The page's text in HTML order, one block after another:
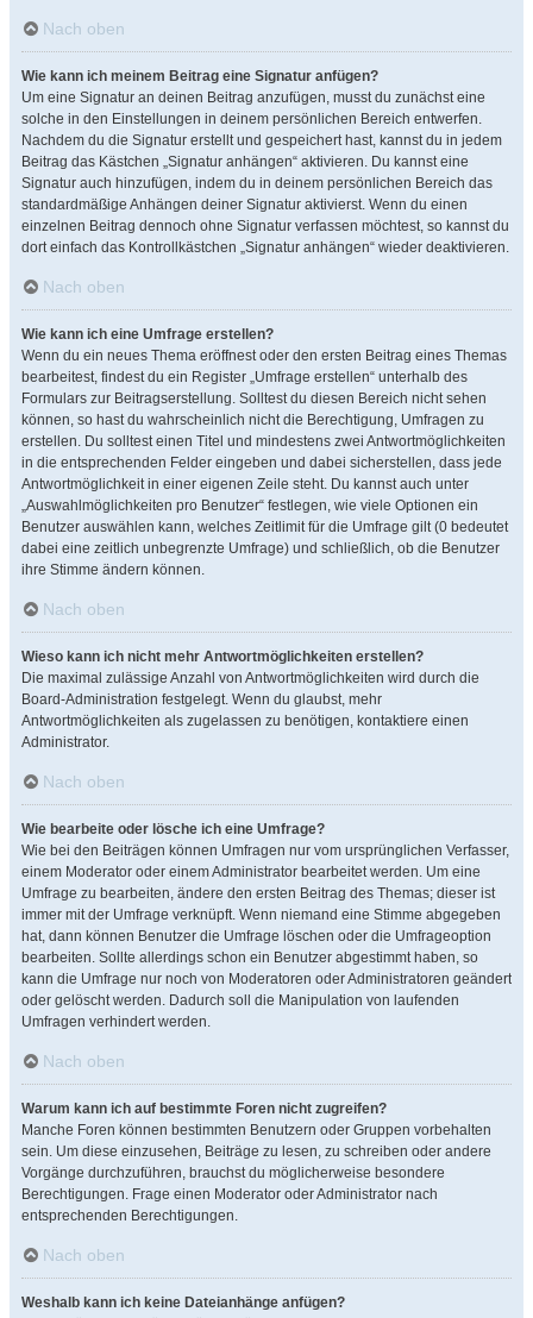
Nach oben
Wie kann ich meinem Beitrag eine Signatur anfügen?
Um eine Signatur an deinen Beitrag anzufügen, musst du zunächst eine
solche in den Einstellungen in deinem persönlichen Bereich entwerfen.
Nachdem du die Signatur erstellt und gespeichert hast, kannst du in jedem
Beitrag das Kästchen „Signatur anhängen“ aktivieren. Du kannst eine
Signatur auch hinzufügen, indem du in deinem persönlichen Bereich das
standardmäßige Anhängen deiner Signatur aktivierst. Wenn du einen
einzelnen Beitrag dennoch ohne Signatur verfassen möchtest, so kannst du
dort einfach das Kontrollkästchen „Signatur anhängen“ wieder deaktivieren.
Nach oben
Wie kann ich eine Umfrage erstellen?
Wenn du ein neues Thema eröffnest oder den ersten Beitrag eines Themas
bearbeitest, findest du ein Register „Umfrage erstellen“ unterhalb des
Formulars zur Beitragserstellung. Solltest du diesen Bereich nicht sehen
können, so hast du wahrscheinlich nicht die Berechtigung, Umfragen zu
erstellen. Du solltest einen Titel und mindestens zwei Antwortmöglichkeiten
in die entsprechenden Felder eingeben und dabei sicherstellen, dass jede
Antwortmöglichkeit in einer eigenen Zeile steht. Du kannst auch unter
„Auswahlmöglichkeiten pro Benutzer“ festlegen, wie viele Optionen ein
Benutzer auswählen kann, welches Zeitlimit für die Umfrage gilt (0 bedeutet
dabei eine zeitlich unbegrenzte Umfrage) und schließlich, ob die Benutzer
ihre Stimme ändern können.
Nach oben
Wieso kann ich nicht mehr Antwortmöglichkeiten erstellen?
Die maximal zulässige Anzahl von Antwortmöglichkeiten wird durch die
Board-Administration festgelegt. Wenn du glaubst, mehr
Antwortmöglichkeiten als zugelassen zu benötigen, kontaktiere einen
Administrator.
Nach oben
Wie bearbeite oder lösche ich eine Umfrage?
Wie bei den Beiträgen können Umfragen nur vom ursprünglichen Verfasser,
einem Moderator oder einem Administrator bearbeitet werden. Um eine
Umfrage zu bearbeiten, ändere den ersten Beitrag des Themas; dieser ist
immer mit der Umfrage verknüpft. Wenn niemand eine Stimme abgegeben
hat, dann können Benutzer die Umfrage löschen oder die Umfrageoption
bearbeiten. Sollte allerdings schon ein Benutzer abgestimmt haben, so
kann die Umfrage nur noch von Moderatoren oder Administratoren geändert
oder gelöscht werden. Dadurch soll die Manipulation von laufenden
Umfragen verhindert werden.
Nach oben
Warum kann ich auf bestimmte Foren nicht zugreifen?
Manche Foren können bestimmten Benutzern oder Gruppen vorbehalten
sein. Um diese einzusehen, Beiträge zu lesen, zu schreiben oder andere
Vorgänge durchzuführen, brauchst du möglicherweise besondere
Berechtigungen. Frage einen Moderator oder Administrator nach
entsprechenden Berechtigungen.
Nach oben
Weshalb kann ich keine Dateianhänge anfügen?